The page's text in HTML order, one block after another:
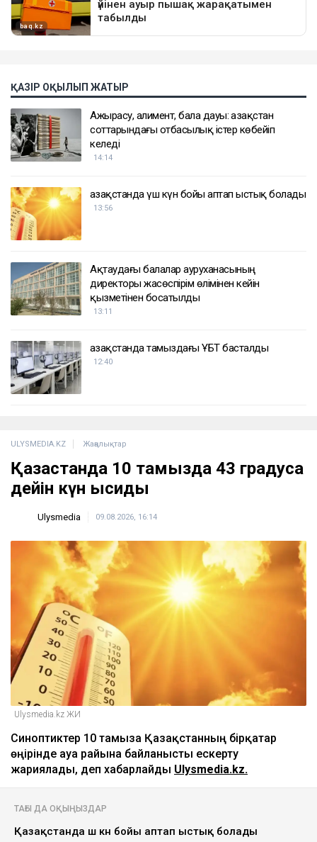
ҚАЗІР ОҚЫЛЫП ЖАТЫР
Ажырасу, алимент, бала дауы: Қазақстан
соттарындағы отбасылық істер көбейіп
келеді
14:14
Қазақстанда үш күн бойы аптап ыстық болады
13:56
Ақтаудағы балалар ауруханасының
директоры жасөспірім өлімінен кейін
қызметінен босатылды
13:11
Қазақстанда тамыздағы ҰБТ басталды
12:40
ULYSMEDIA.KZ Жаңалықтар
Қазақстанда 10 тамызда 43 градусқа
дейін күн ысиды
Ulysmedia 09.08.2026, 16:14
Ulysmedia.kz ЖИ
Синоптиктер 10 тамызға Қазақстанның бірқатар
өңірінде ауа райына байланысты ескерту
жариялады, деп хабарлайды Ulysmedia.kz.
ТАҒЫ ДА ОҚЫҢЫЗДАР
Қазақстанда үш күн бойы аптап ыстық болады